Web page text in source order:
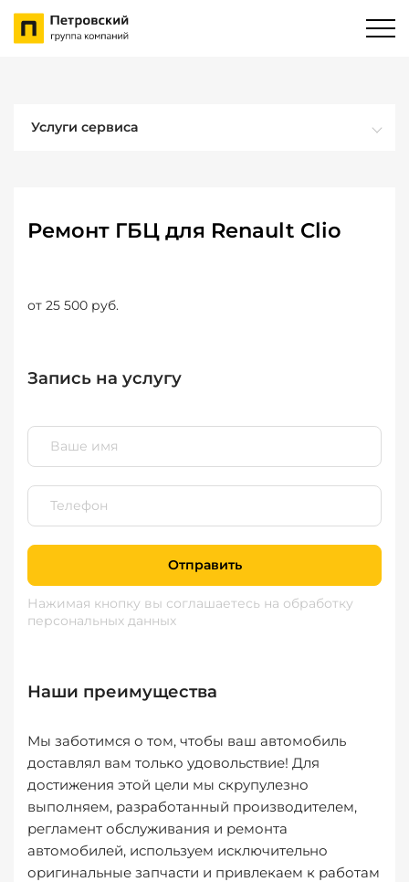
Услуги сервиса
Ремонт ГБЦ для Renault Clio
от 25 500 руб.
Запись на услугу
Отправить
Нажимая кнопку вы соглашаетесь на обработку
персональных данных
Наши преимущества
Мы заботимся о том, чтобы ваш автомобиль
доставлял вам только удовольствие! Для
достижения этой цели мы скрупулезно
выполняем, разработанный производителем,
регламент обслуживания и ремонта
автомобилей, используем исключительно
оригинальные запчасти и привлекаем к работам